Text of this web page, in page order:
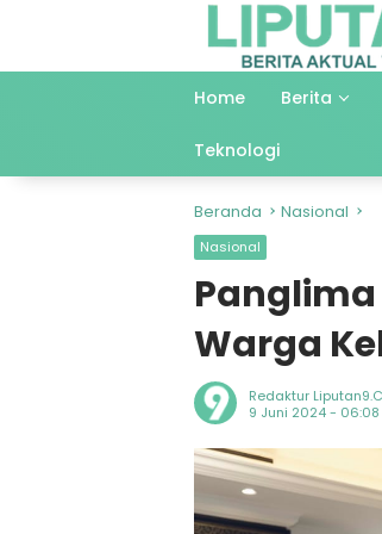
Home Berita
Teknologi
Beranda Nasional
Nasional
Warga
Redaktur
9 Juni 2024 - 06:08